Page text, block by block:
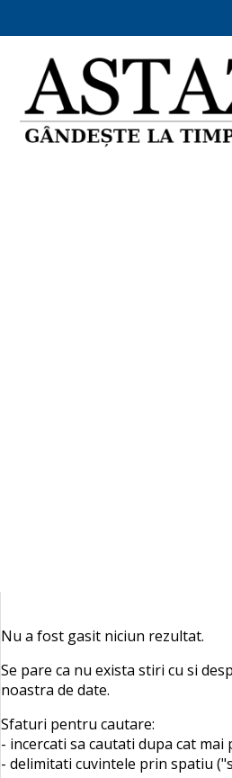
Nu a fost gasit niciun rezultat.
Se pare ca nu exista stiri cu si
noastra de date.
Sfaturi pentru cautare:
- incercati sa cautati dupa cat mai
- delimitati cuvintele prin spatiu